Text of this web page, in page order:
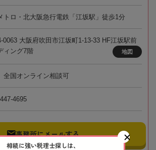
トロ・北大阪急行電鉄「江坂駅」徒歩1分
0063 大阪府吹田市江坂町1-13-33 HF江坂駅前
ィング7階
地図
全国オンライン相談可
4695
事務所にメールする
相続に強い税理士探しは、